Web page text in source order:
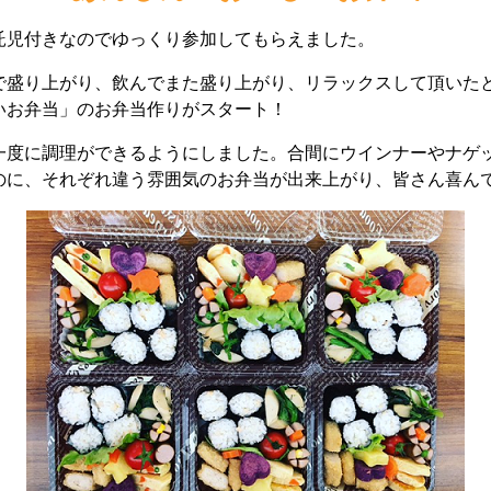
付きなのでゆっくり参加してもらえました。
り上がり、飲んでまた盛り上がり、リラックスして頂いた
弁当」のお弁当作りがスタート！
に調理ができるようにしました。合間にウインナーやナゲ
、それぞれ違う雰囲気のお弁当が出来上がり、皆さん喜ん